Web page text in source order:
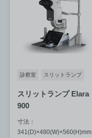
診察室 スリットランプ
スリットランプ Elara
900
寸法：
341(D)×480(W)×560(H)mm